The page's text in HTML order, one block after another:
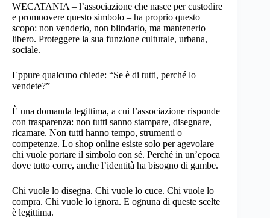
WECATANIA – l’associazione che nasce per custodire
e promuovere questo simbolo – ha proprio questo
scopo: non venderlo, non blindarlo, ma mantenerlo
libero. Proteggere la sua funzione culturale, urbana,
sociale.
Eppure qualcuno chiede: “Se è di tutti, perché lo
vendete?”
È una domanda legittima, a cui l’associazione risponde
con trasparenza: non tutti sanno stampare, disegnare,
ricamare. Non tutti hanno tempo, strumenti o
competenze. Lo shop online esiste solo per agevolare
chi vuole portare il simbolo con sé. Perché in un’epoca
dove tutto corre, anche l’identità ha bisogno di gambe.
Chi vuole lo disegna. Chi vuole lo cuce. Chi vuole lo
compra. Chi vuole lo ignora. E ognuna di queste scelte
è legittima.